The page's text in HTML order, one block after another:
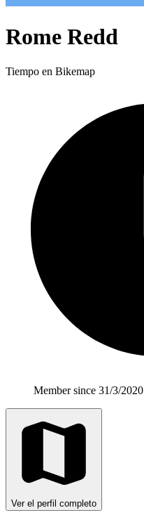
Rome Redd
Tiempo en Bikemap
Member since 31/3/2020
Ver el perfil completo